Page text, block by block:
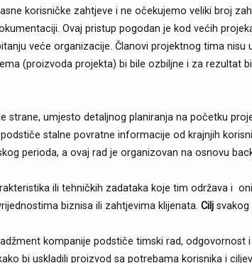
korisničke zahtjeve i ne očekujemo veliki broj
Ovaj pristup pogodan je kod većih
veće organizacije. Članovi projektnog tima
(proizvoda projekta) bi bile ozbiljne i za rezultat
strane, umjesto detaljnog planiranja na početku
stalne povratne informacije od krajnjih
perioda, a ovaj rad je organizovan na osnovu
ili tehničkih zadataka koje tim održava i
biznisa ili zahtjevima klijenata. Cilj svakog
kompanije podstiče timski rad, odgovornost
bi uskladili proizvod sa potrebama korisnika i